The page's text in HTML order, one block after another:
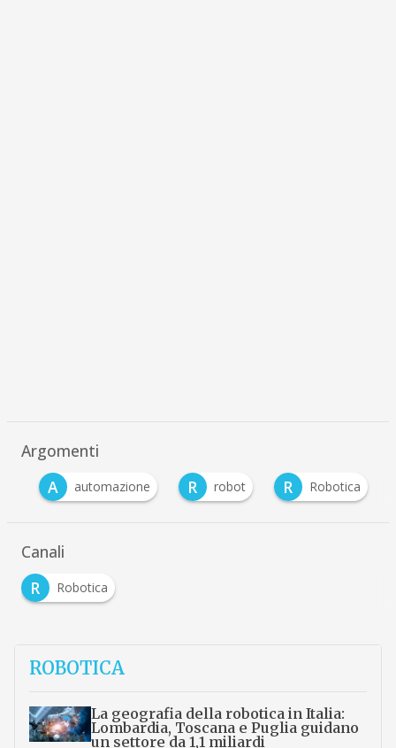
Argomenti
A automazione R robot R Robotica
Canali
R
Robotica
ROBOTICA
La geografia della robotica in Italia:
Lombardia, Toscana e Puglia guidano
un settore da 1,1 miliardi